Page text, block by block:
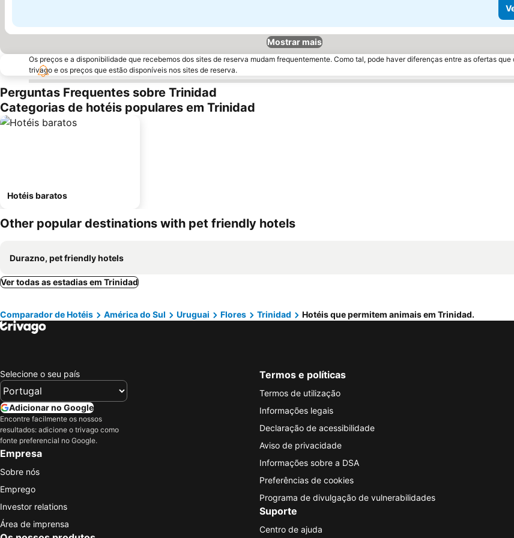
Mostrar mais
Os preços e a disponibilidade que recebemos dos sites de reserva mudam frequentemente. Como tal, pode haver diferenças entre as ofertas que
trivago e os preços que estão disponíveis nos sites de reserva.
Perguntas Frequentes sobre Trinidad
Categorias de hotéis populares em Trinidad
Hotéis baratos
Other popular destinations with pet friendly hotels
Durazno, pet friendly hotels
Ver todas as estadias em Trinidad
Comparador de Hotéis América do Sul Uruguai Flores Trinidad Hotéis que permitem animais em Trinidad.
Selecione o seu país
Adicionar no Google
Encontre facilmente os nossos
resultados: adicione o trivago como
fonte preferencial no Google.
Empresa
Sobre nós
Emprego
Investor relations
Área de imprensa
Termos e políticas
Termos de utilização
Informações legais
Declaração de acessibilidade
Aviso de privacidade
Informações sobre a DSA
Preferências de cookies
Programa de divulgação de vulnerabilidades
Suporte
Centro de ajuda